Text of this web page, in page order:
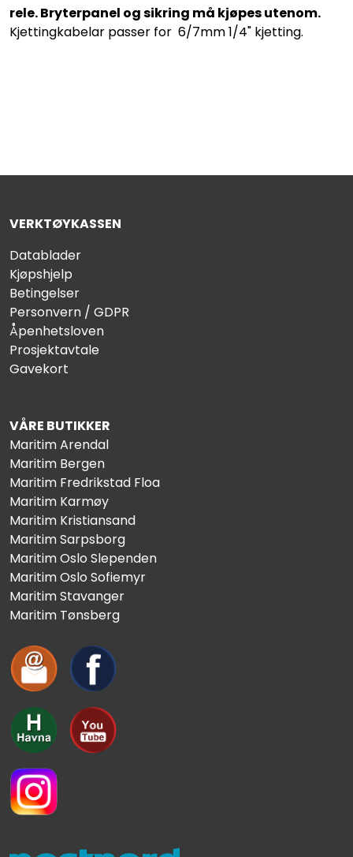
rele. Bryterpanel og sikring må kjøpes utenom.
Kjettingkabelar passer for 6/7mm 1/4" kjetting.
VERKTØYKASSEN
Datablader
Kjøpshjelp
Betingelser
Personvern / GDPR
Åpenhetsloven
Prosjektavtale
Gavekort
VÅRE BUTIKKER
Maritim Arendal
Maritim Bergen
Maritim Fredrikstad Floa
Maritim Karmøy
Maritim Kristiansand
Maritim Sarpsborg
Maritim Oslo Slependen
Maritim Oslo Sofiemyr
Maritim Stavanger
Maritim Tønsberg